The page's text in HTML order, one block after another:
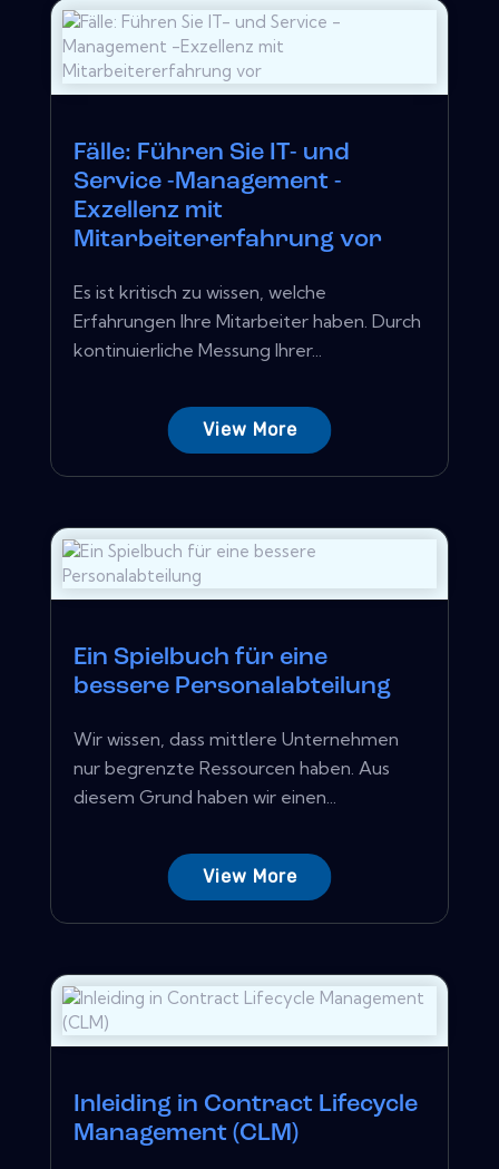
Fälle: Führen Sie IT- und
Service -Management -
Exzellenz mit
Mitarbeitererfahrung vor
Es ist kritisch zu wissen, welche
Erfahrungen Ihre Mitarbeiter haben. Durch
kontinuierliche Messung Ihrer...
View More
Ein Spielbuch für eine
bessere Personalabteilung
Wir wissen, dass mittlere Unternehmen
nur begrenzte Ressourcen haben. Aus
diesem Grund haben wir einen...
View More
Inleiding in Contract Lifecycle
Management (CLM)